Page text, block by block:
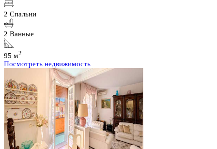
2 Спальни
2 Ванные
95 м2
Посмотреть недвижимость